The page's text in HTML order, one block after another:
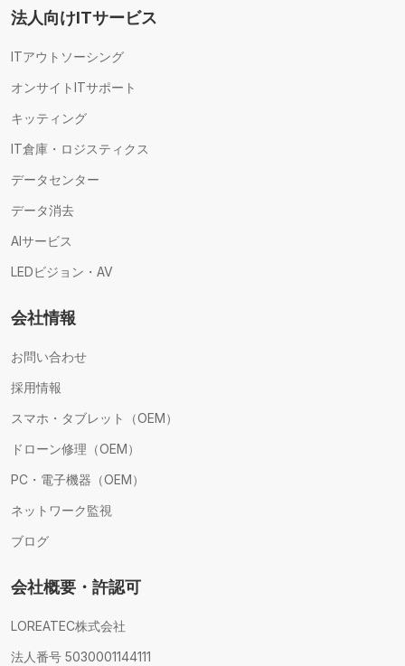
法人向けITサービス
ITアウトソーシング
オンサイトITサポート
キッティング
IT倉庫・ロジスティクス
データセンター
データ消去
AIサービス
LEDビジョン・AV
会社情報
お問い合わせ
採用情報
スマホ・タブレット（OEM）
ドローン修理（OEM）
PC・電子機器（OEM）
ネットワーク監視
ブログ
会社概要・許認可
LOREATEC株式会社
法人番号 5030001144111